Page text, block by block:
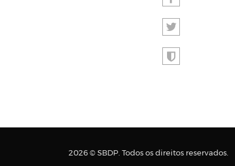
2026 © SBDP. Todos os direitos reservados.